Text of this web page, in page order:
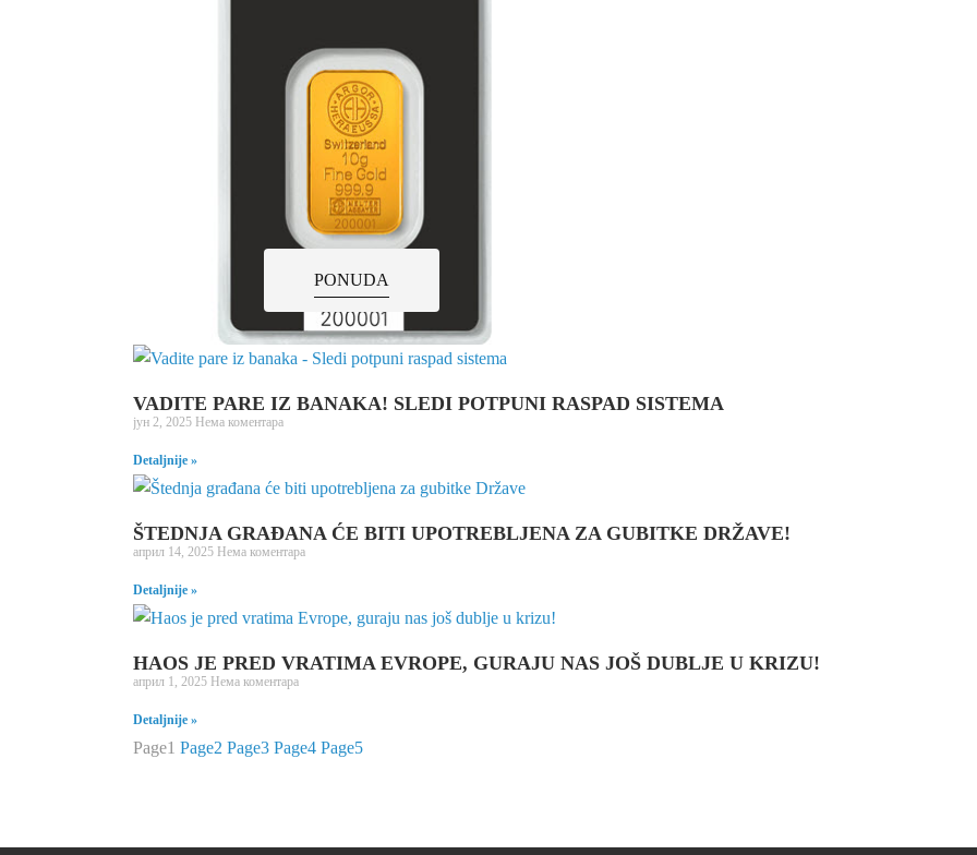
PONUDA
VADITE PARE IZ BANAKA! SLEDI POTPUNI RASPAD SISTEMA
јун 2, 2025 Нема коментара
Detaljnije »
ŠTEDNJA GRAĐANA ĆE BITI UPOTREBLJENA ZA GUBITKE DRŽAVE!
април 14, 2025 Нема коментара
Detaljnije »
HAOS JE PRED VRATIMA EVROPE, GURAJU NAS JOŠ DUBLJE U KRIZU!
април 1, 2025 Нема коментара
Detaljnije »
Page1 Page2 Page3 Page4 Page5